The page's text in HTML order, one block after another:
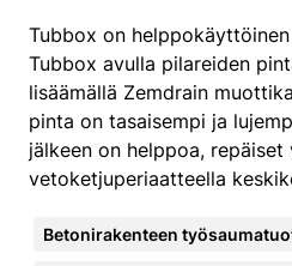
Tubbox on
Tubbox avulla pilareiden
lisäämällä Zemdrain
pinta on tasaisempi ja
jälkeen on helppoa, repäiset
vetoketjuperiaatteella
Betonirakenteen